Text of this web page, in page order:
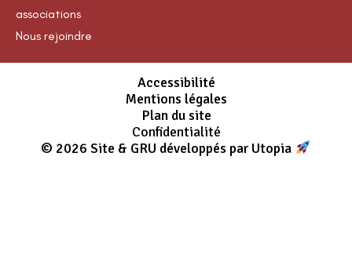
associations
Nous rejoindre
Accessibilité
Mentions légales
Plan du site
Confidentialité
© 2026 Site & GRU développés par Utopia